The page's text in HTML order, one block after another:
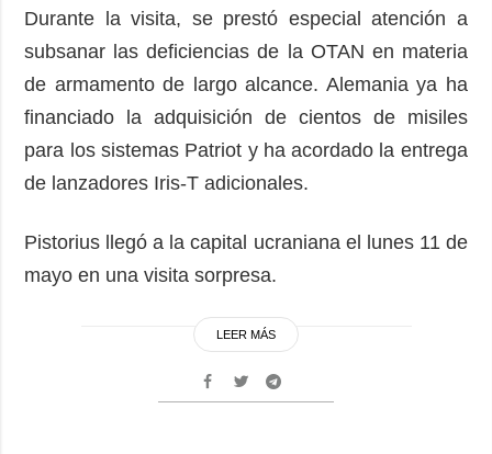
Durante la visita, se prestó especial atención a
subsanar las deficiencias de la OTAN en materia
de armamento de largo alcance. Alemania ya ha
financiado la adquisición de cientos de misiles
para los sistemas Patriot y ha acordado la entrega
de lanzadores Iris-T adicionales.
Pistorius llegó a la capital ucraniana el lunes 11 de
mayo en una visita sorpresa.
LEER MÁS